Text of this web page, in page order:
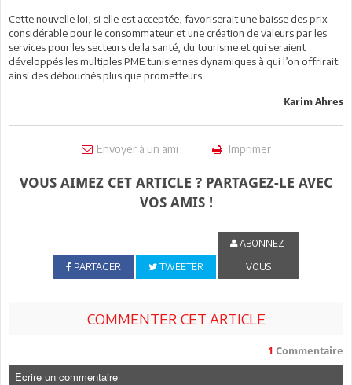
Cette nouvelle loi, si elle est acceptée, favoriserait une baisse des prix
considérable pour le consommateur et une création de valeurs par les
services pour les secteurs de la santé, du tourisme et qui seraient
développés les multiples PME tunisiennes dynamiques à qui l’on offrirait
ainsi des débouchés plus que prometteurs.
Karim Ahres
Envoyer à un ami Imprimer
VOUS AIMEZ CET ARTICLE ? PARTAGEZ-LE AVEC
VOS AMIS !
PARTAGER TWEETER
ABONNEZ-
VOUS
COMMENTER CET ARTICLE
1 Commentaire
Ecrire un commentaire